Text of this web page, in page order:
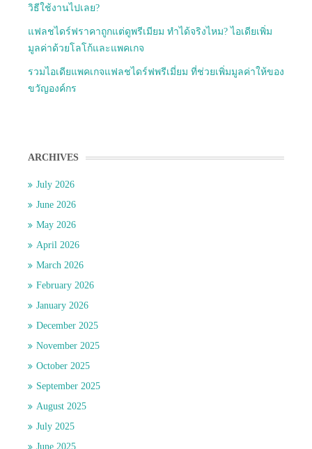
วิธีใช้งานไปเลย?
แฟลชไดร์ฟราคาถูกแต่ดูพรีเมียม ทำได้จริงไหม? ไอเดียเพิ่ม
มูลค่าด้วยโลโก้และแพคเกจ
รวมไอเดียแพคเกจแฟลชไดร์ฟพรีเมี่ยม ที่ช่วยเพิ่มมูลค่าให้ของ
ขวัญองค์กร
ARCHIVES
July 2026
June 2026
May 2026
April 2026
March 2026
February 2026
January 2026
December 2025
November 2025
October 2025
September 2025
August 2025
July 2025
June 2025